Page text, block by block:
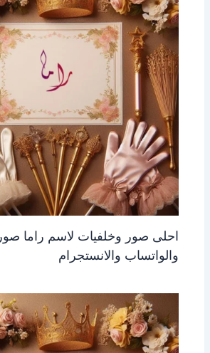
احلى صور وخلفيات لاسم راما
والواتساب والانستجرام